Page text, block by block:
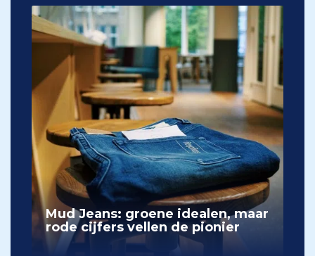
Mud Jeans: groene idealen, maar
rode cijfers vellen de pionier